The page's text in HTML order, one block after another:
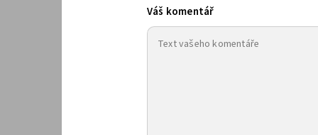
Váš komentář